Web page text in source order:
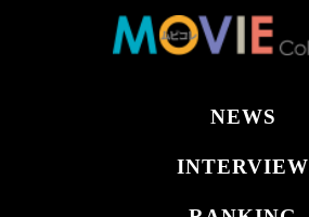
NEWS
INTERVIEW